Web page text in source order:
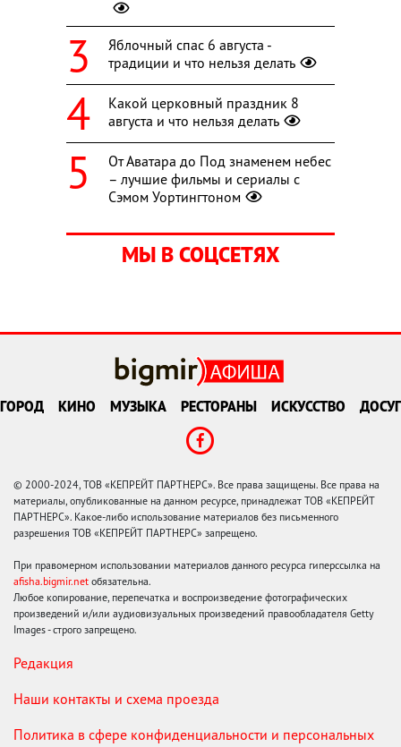
Яблочный спас 6 августа -
традиции и что нельзя делать
Какой церковный праздник 8
августа и что нельзя делать
От Аватара до Под знаменем небес
– лучшие фильмы и сериалы с
Сэмом Уортингтоном
МЫ В СОЦСЕТЯХ
ГОРОД КИНО МУЗЫКА РЕСТОРАНЫ ИСКУССТВО ДОСУГ
© 2000-2024, ТОВ «КЕПРЕЙТ ПАРТНЕРС». Все права защищены. Все права на
материалы, опубликованные на данном ресурсе, принадлежат ТОВ «КЕПРЕЙТ
ПАРТНЕРС». Какое-либо использование материалов без письменного
разрешения ТОВ «КЕПРЕЙТ ПАРТНЕРС» запрещено.
При правомерном использовании материалов данного ресурса гиперссылка на
afisha.bigmir.net обязательна.
Любое копирование, перепечатка и воспроизведение фотографических
произведений и/или аудиовизуальных произведений правообладателя Getty
Images - строго запрещено.
Редакция
Наши контакты и схема проезда
Политика в сфере конфиденциальности и персональных